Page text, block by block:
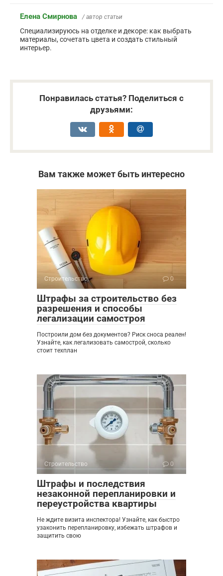
Елена Смирнова / автор статьи
Специализируюсь на отделке и декоре: как выбрать
материалы, сочетать цвета и создать стильный
интерьер.
Понравилась статья? Поделиться с
друзьями:
Вам также может быть интересно
Строительство 0
Штрафы за строительство без
разрешения и способы
легализации самостроя
Построили дом без документов? Риск сноса реален!
Узнайте, как легализовать самострой, сколько
стоит техплан
Строительство 0
Штрафы и последствия
незаконной перепланировки и
переустройства квартиры
Не ждите визита инспектора! Узнайте, как быстро
узаконить перепланировку, избежать штрафов и
защитить свою